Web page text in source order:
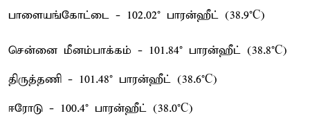
பாளையங்கோட்டை - 102.02° பாரன்ஹீட் (38.9°C)
சென்னை மீனம்பாக்கம் - 101.84° பாரன்ஹீட் (38.8°C)
திருத்தணி - 101.48° பாரன்ஹீட் (38.6°C)
ஈரோடு - 100.4° பாரன்ஹீட் (38.0°C)